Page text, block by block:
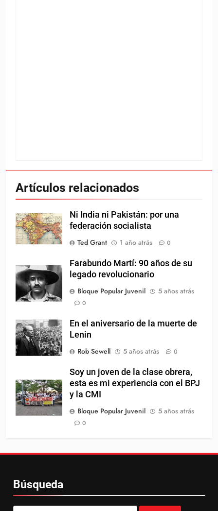
Artículos relacionados
Ni India ni Pakistán: por una
federación socialista
Ted Grant
1 año atrás 0
Farabundo Martí: 90 años de su
legado revolucionario
Bloque Popular Juvenil
5 años atrás
0
En el aniversario de la muerte de
Lenin
Rob Sewell
5 años atrás 0
Soy un joven de la clase obrera,
esta es mi experiencia con el BPJ
y la CMI
Bloque Popular Juvenil
5 años atrás
0
Búsqueda